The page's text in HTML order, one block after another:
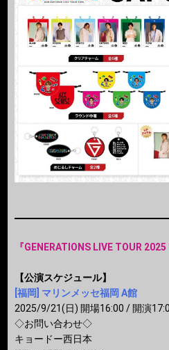
『GENERATIONS LIVE TOUR 2025
【公演スケジュール】
[福岡] マリンメッセ福岡 A館
2025/9/21(日) 開場16:00 / 開演
◇お問い合わせ◇
キョードー西日本